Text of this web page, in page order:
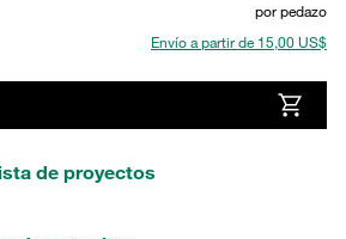
por pedazo
Envío a partir de 15,00 US$
de proyectos